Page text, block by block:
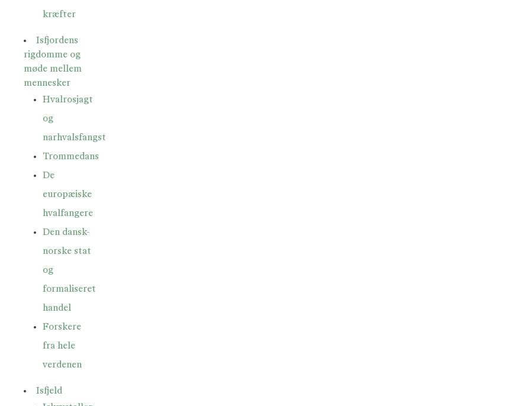
kræfter
Isfjordens
rigdomme og
møde mellem
mennesker
Hvalrosjagt
og
narhvalsfangst
Trommedans
De
europæiske
hvalfangere
Den dansk-
norske stat
og
formaliseret
handel
Forskere
fra hele
verdenen
Isfjeld